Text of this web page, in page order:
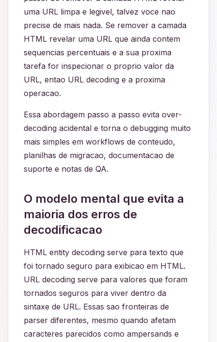
uma URL limpa e legivel, talvez voce nao
precise de mais nada. Se remover a camada
HTML revelar uma URL que ainda contem
sequencias percentuais e a sua proxima
tarefa for inspecionar o proprio valor da
URL, entao URL decoding e a proxima
operacao.
Essa abordagem passo a passo evita over-
decoding acidental e torna o debugging muito
mais simples em workflows de conteudo,
planilhas de migracao, documentacao de
suporte e notas de QA.
O modelo mental que evita a
maioria dos erros de
decodificacao
HTML entity decoding serve para texto que
foi tornado seguro para exibicao em HTML.
URL decoding serve para valores que foram
tornados seguros para viver dentro da
sintaxe de URL. Essas sao fronteiras de
parser diferentes, mesmo quando afetam
caracteres parecidos como ampersands e